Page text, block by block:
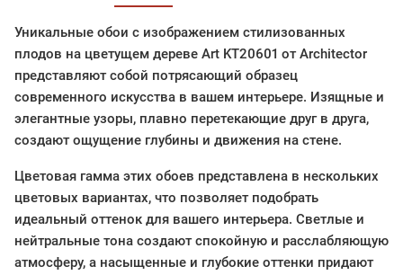
Уникальные обои с изображением стилизованных
плодов на цветущем дереве Art KT20601 от Architector
представляют собой потрясающий образец
современного искусства в вашем интерьере. Изящные и
элегантные узоры, плавно перетекающие друг в друга,
создают ощущение глубины и движения на стене.
Цветовая гамма этих обоев представлена в нескольких
цветовых вариантах, что позволяет подобрать
идеальный оттенок для вашего интерьера. Светлые и
нейтральные тона создают спокойную и расслабляющую
атмосферу, а насыщенные и глубокие оттенки придают